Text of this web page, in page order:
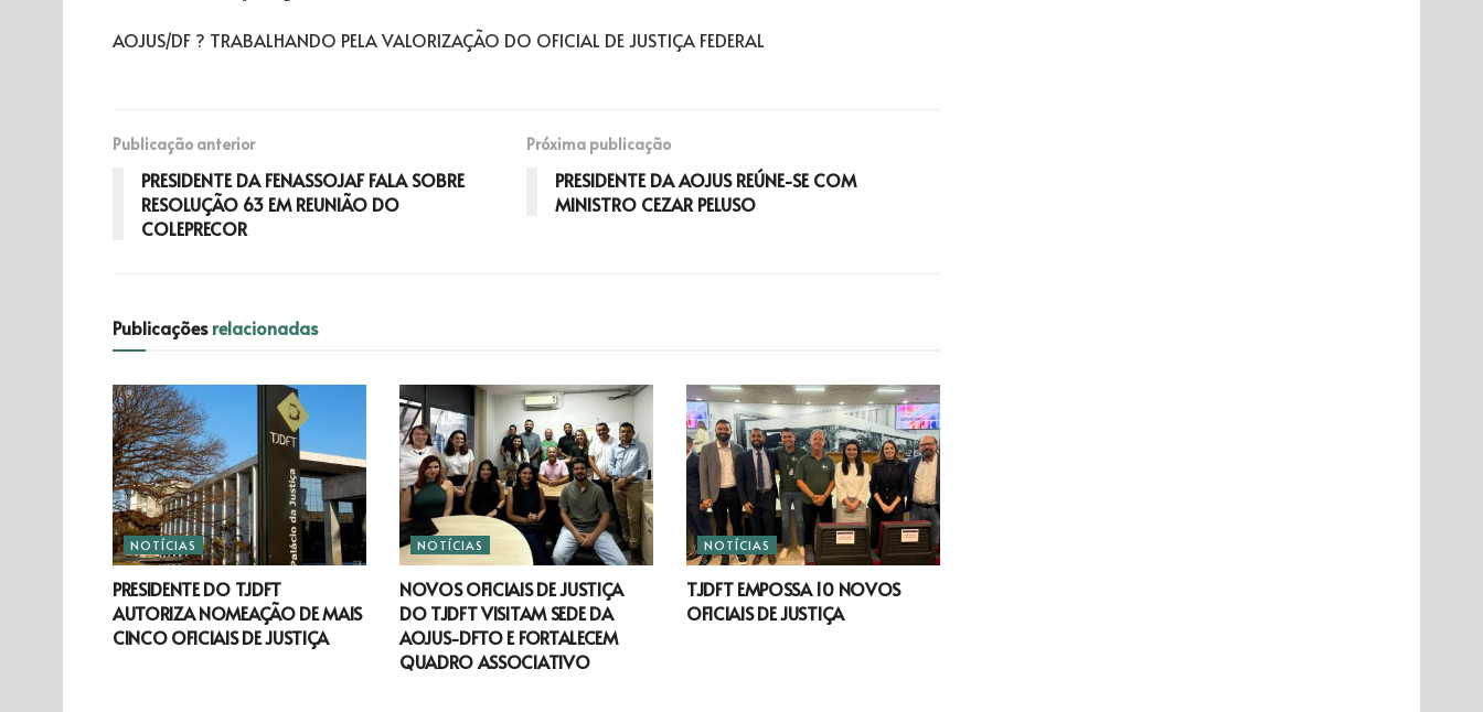
AOJUS/DF ? TRABALHANDO PELA VALORIZAÇÃO DO OFICIAL DE JUSTIÇA FEDERAL
Publicação anterior
PRESIDENTE DA FENASSOJAF FALA SOBRE
RESOLUÇÃO 63 EM REUNIÃO DO
COLEPRECOR
Próxima publicação
PRESIDENTE DA AOJUS REÚNE-SE COM
MINISTRO CEZAR PELUSO
Publicaçõesrelacionadas
NOTÍCIAS
PRESIDENTE DO TJDFT
AUTORIZA NOMEAÇÃO DE MAIS
CINCO OFICIAIS DE JUSTIÇA
NOTÍCIAS
NOVOS OFICIAIS DE JUSTIÇA
DO TJDFT VISITAM SEDE DA
AOJUS-DFTO E FORTALECEM
QUADRO ASSOCIATIVO
NOTÍCIAS
TJDFT EMPOSSA 10 NOVOS
OFICIAIS DE JUSTIÇA